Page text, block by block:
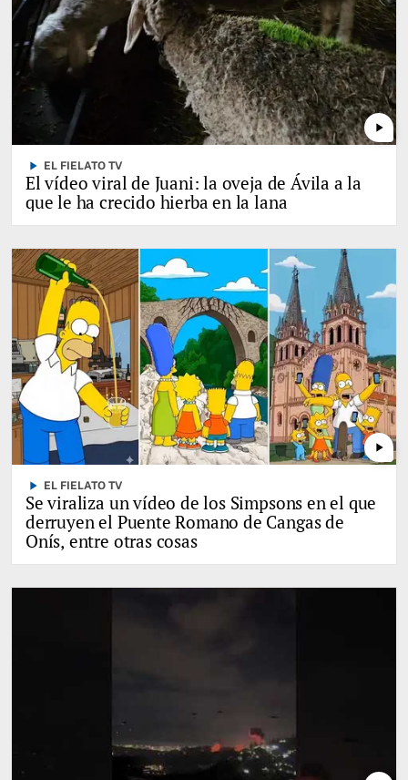
play_arrow
play_arrow EL FIELATO TV
El vídeo viral de Juani: la oveja de Ávila a la
que le ha crecido hierba en la lana
play_arrow
play_arrow EL FIELATO TV
Se viraliza un vídeo de los Simpsons en el que
derruyen el Puente Romano de Cangas de
Onís, entre otras cosas